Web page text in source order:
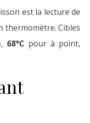
est la lecture de
thermomètre. Cibles
68°C pour à point,